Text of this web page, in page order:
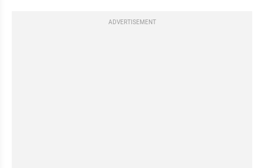
ADVERTISEMENT